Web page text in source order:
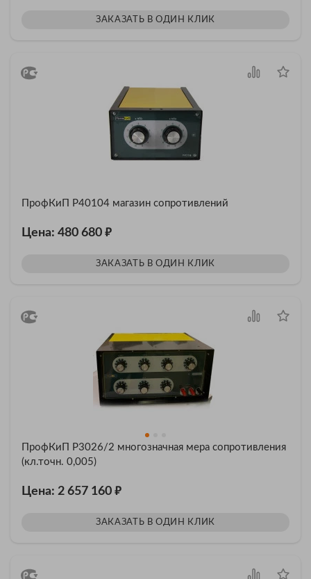
ЗАКАЗАТЬ В ОДИН КЛИК
ПрофКиП Р40104 магазин сопротивлений
Цена: 480 680 ₽
ЗАКАЗАТЬ В ОДИН КЛИК
ПрофКиП Р3026/2 многозначная мера сопротивления
(кл.точн. 0,005)
Цена: 2 657 160 ₽
ЗАКАЗАТЬ В ОДИН КЛИК